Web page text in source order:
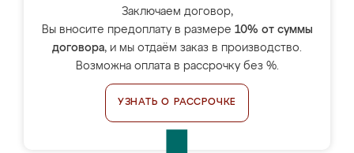
Заключаем договор,
Вы вносите предоплату в размере 10% от суммы
договора, и мы отдаём заказ в производство.
Возможна оплата в рассрочку без %.
УЗНАТЬ О РАССРОЧКЕ